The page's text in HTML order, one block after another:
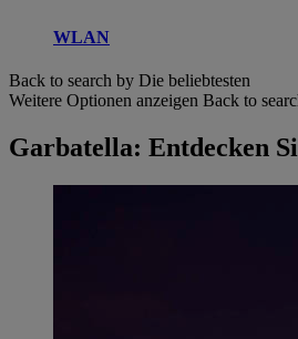
WLAN
Back to search by Die beliebtesten
Weitere Optionen anzeigen Back to
Garbatella: Entdecken